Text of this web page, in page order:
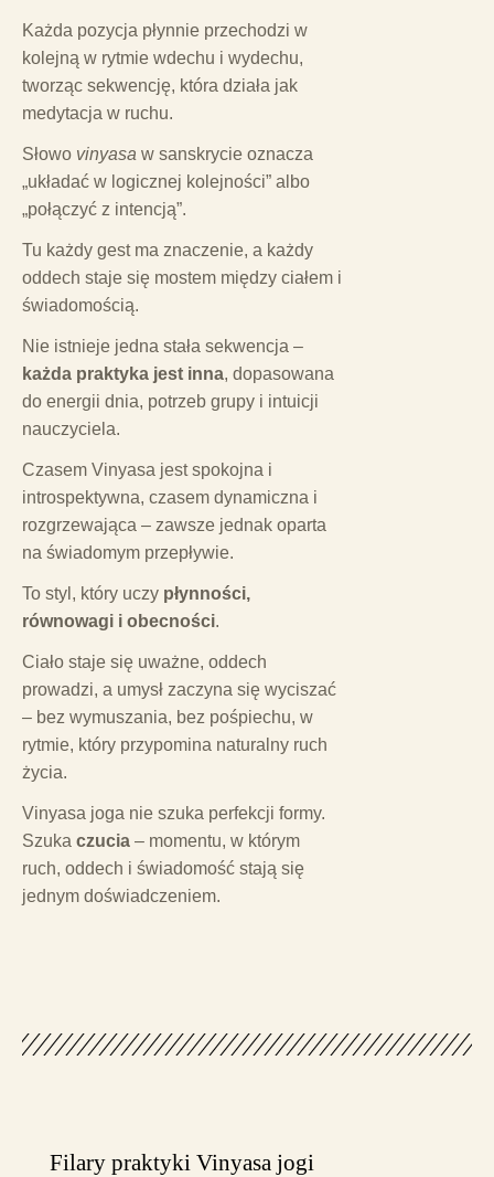
Każda pozycja płynnie przechodzi w
kolejną w rytmie wdechu i wydechu,
tworząc sekwencję, która działa jak
medytacja w ruchu.
Słowo vinyasa w sanskrycie oznacza
„układać w logicznej kolejności” albo
„połączyć z intencją”.
Tu każdy gest ma znaczenie, a każdy
oddech staje się mostem między ciałem i
świadomością.
Nie istnieje jedna stała sekwencja –
każda praktyka jest inna, dopasowana
do energii dnia, potrzeb grupy i intuicji
nauczyciela.
Czasem Vinyasa jest spokojna i
introspektywna, czasem dynamiczna i
rozgrzewająca – zawsze jednak oparta
na świadomym przepływie.
To styl, który uczy płynności,
równowagi i obecności.
Ciało staje się uważne, oddech
prowadzi, a umysł zaczyna się wyciszać
– bez wymuszania, bez pośpiechu, w
rytmie, który przypomina naturalny ruch
życia.
Vinyasa joga nie szuka perfekcji formy.
Szuka czucia – momentu, w którym
ruch, oddech i świadomość stają się
jednym doświadczeniem.
Filary praktyki Vinyasa jogi